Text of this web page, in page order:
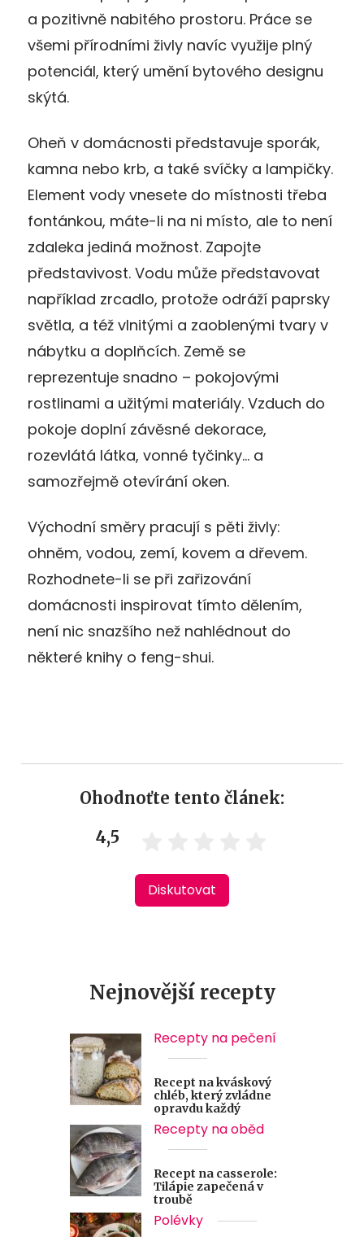
a pozitivně nabitého prostoru. Práce se
všemi přírodními živly navíc využije plný
potenciál, který umění bytového designu
skýtá.
Oheň v domácnosti představuje sporák,
kamna nebo krb, a také svíčky a lampičky.
Element vody vnesete do místnosti třeba
fontánkou, máte-li na ni místo, ale to není
zdaleka jediná možnost. Zapojte
představivost. Vodu může představovat
například zrcadlo, protože odráží paprsky
světla, a též vlnitými a zaoblenými tvary v
nábytku a doplňcích. Země se
reprezentuje snadno – pokojovými
rostlinami a užitými materiály. Vzduch do
pokoje doplní závěsné dekorace,
rozevlátá látka, vonné tyčinky… a
samozřejmě otevírání oken.
Východní směry pracují s pěti živly:
ohněm, vodou, zemí, kovem a dřevem.
Rozhodnete-li se při zařizování
domácnosti inspirovat tímto dělením,
není nic snazšího než nahlédnout do
některé knihy o feng-shui.
Ohodnoťte tento článek:
4,5
Diskutovat
Nejnovější recepty
Recepty na pečení
Recept na kváskový
chléb, který zvládne
opravdu každý
Recepty na oběd
Recept na casserole:
Tilápie zapečená v
troubě
Polévky